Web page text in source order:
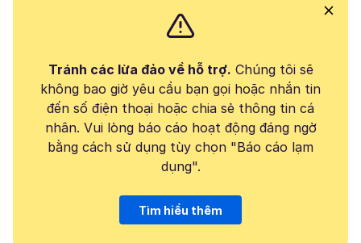
Tránh các lừa đảo về hỗ trợ. Chúng tôi sẽ
không bao giờ yêu cầu bạn gọi hoặc nhắn tin
đến số điện thoại hoặc chia sẻ thông tin cá
nhân. Vui lòng báo cáo hoạt động đáng ngờ
bằng cách sử dụng tùy chọn "Báo cáo lạm
dụng".
Tìm hiểu thêm